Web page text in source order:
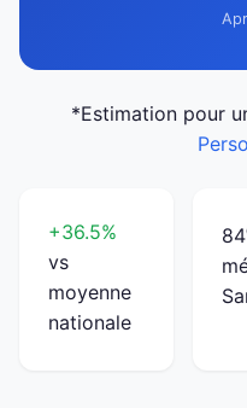
*Estimation pour
+36.5%
vs
moyenne
nationale
84